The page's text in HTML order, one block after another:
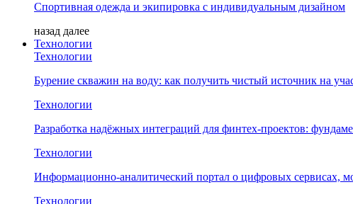
Спортивная одежда и экипировка с индивидуальным дизайном
назад далее
Технологии
Технологии
Бурение скважин на воду: как получить чистый источник на
Технологии
Разработка надёжных интеграций для финтех-проектов:
Технологии
Информационно-аналитический портал о цифровых сервисах,
Технологии